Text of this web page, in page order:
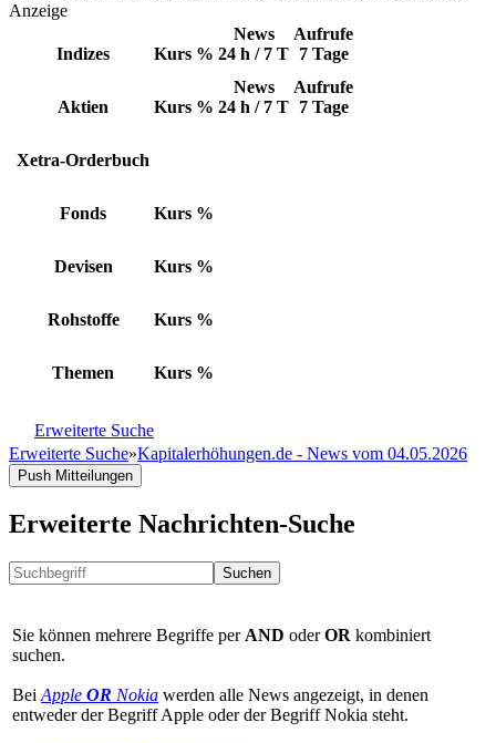
Anzeige
Indizes Kurs %
News
24 h / 7 T
Aufrufe
7 Tage
Aktien Kurs %
News
24 h / 7 T
Aufrufe
7 Tage
Xetra-Orderbuch
Fonds Kurs %
Devisen Kurs %
Rohstoffe Kurs %
Themen Kurs %
Erweiterte Suche
Erweiterte Suche»Kapitalerhöhungen.de - News vom 04.05.2026
Push Mitteilungen
Erweiterte Nachrichten-Suche
Suchen
Sie können mehrere Begriffe per AND oderOR kombiniert
suchen.
Bei Apple OR Nokia werden alle News angezeigt, in denen
entweder der Begriff Apple oder der Begriff Nokia steht.